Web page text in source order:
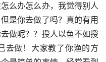
么办怎么办，我觉得别人
是你去做了吗？真的有用
做呢？？授人以鱼不如授
去做！大家教了你渔的方